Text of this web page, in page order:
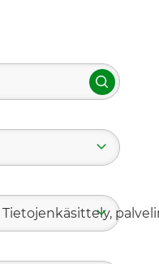
Hae
Tietojenkäsittely,